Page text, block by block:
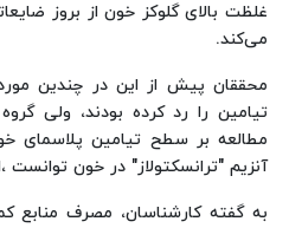
غلظت بالای گلوكز خون از بروز
می‌كند.
محققان پیش از این در چندین
تیامین را رد كرده بودند، ولی
مطالعه بر سطح تیامین پلاسمای
آنزیم "ترانسكتولاز" در خون توانست